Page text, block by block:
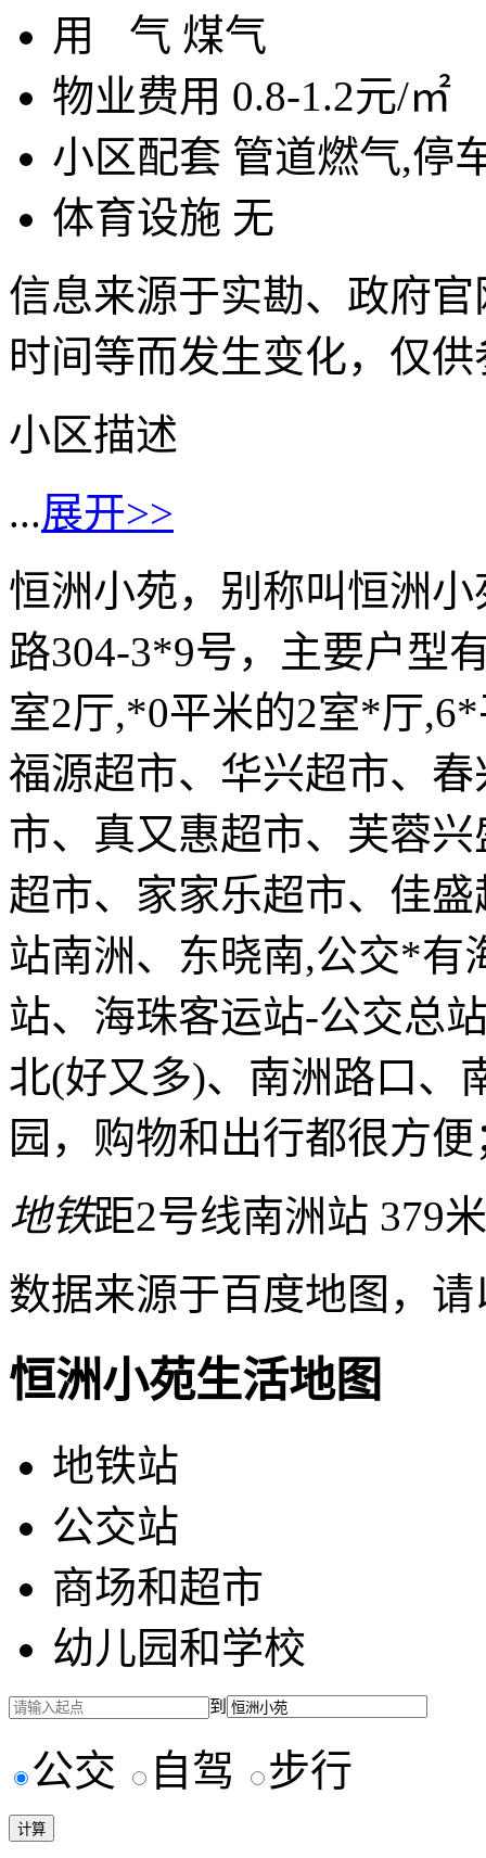
用 气 煤气
物业费用 0.8-1.2元/㎡
小区配套 管道燃气,停
体育设施 无
信息来源于实勘、政府
时间等而发生变化，仅
小区描述
...展开>>
恒洲小苑，别称叫恒洲
路304-3*9号，主要户型
室2厅,*0平米的2室*厅
福源超市、华兴超市、
市、真又惠超市、芙蓉
超市、家家乐超市、佳
站南洲、东晓南,公交*有
站、海珠客运站-公交总
北(好又多)、南洲路口、
园，购物和出行都很方
地铁距2号线南洲站 379米
数据来源于百度地图，
恒洲小苑生活地图
地铁站
公交站
商场和超市
幼儿园和学校
到
公交 自驾 步行